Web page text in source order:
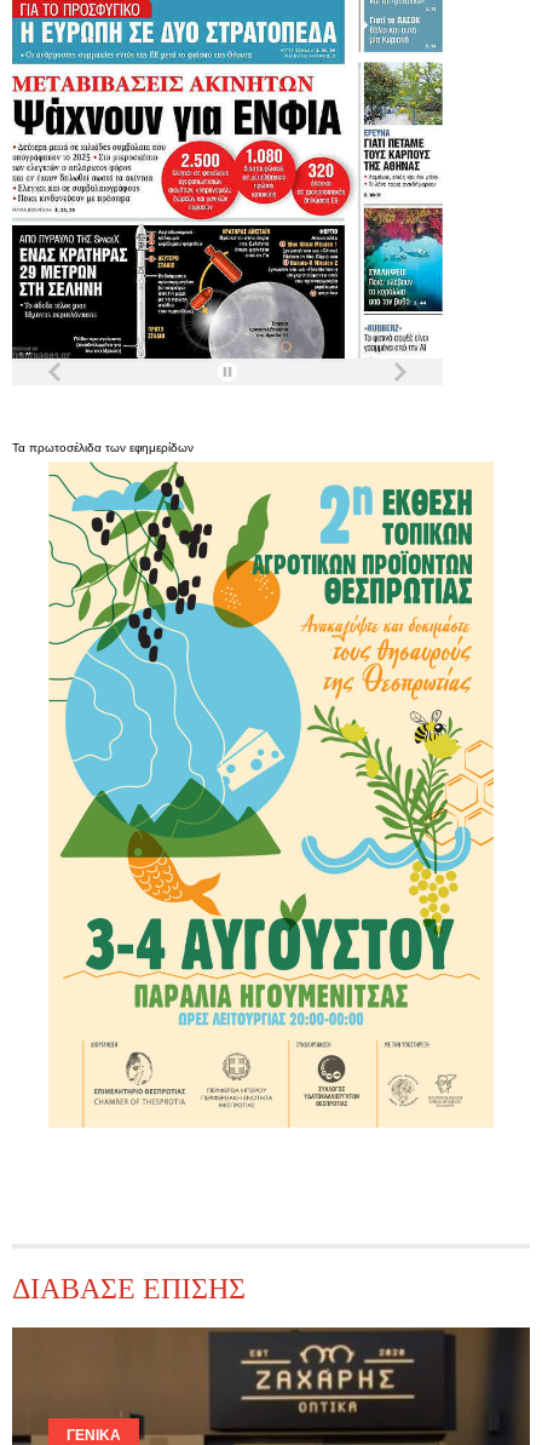
Τα πρωτοσέλιδα των εφημερίδων
ΔΙΑΒΑΣΕ ΕΠΙΣΗΣ
ΓΕΝΙΚΆ